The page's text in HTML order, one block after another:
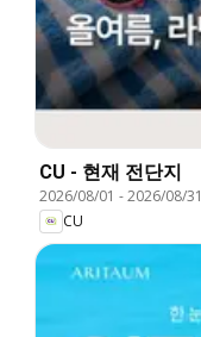
CU - 현재 전단지
2026/08/01 -2026/08/31
CU